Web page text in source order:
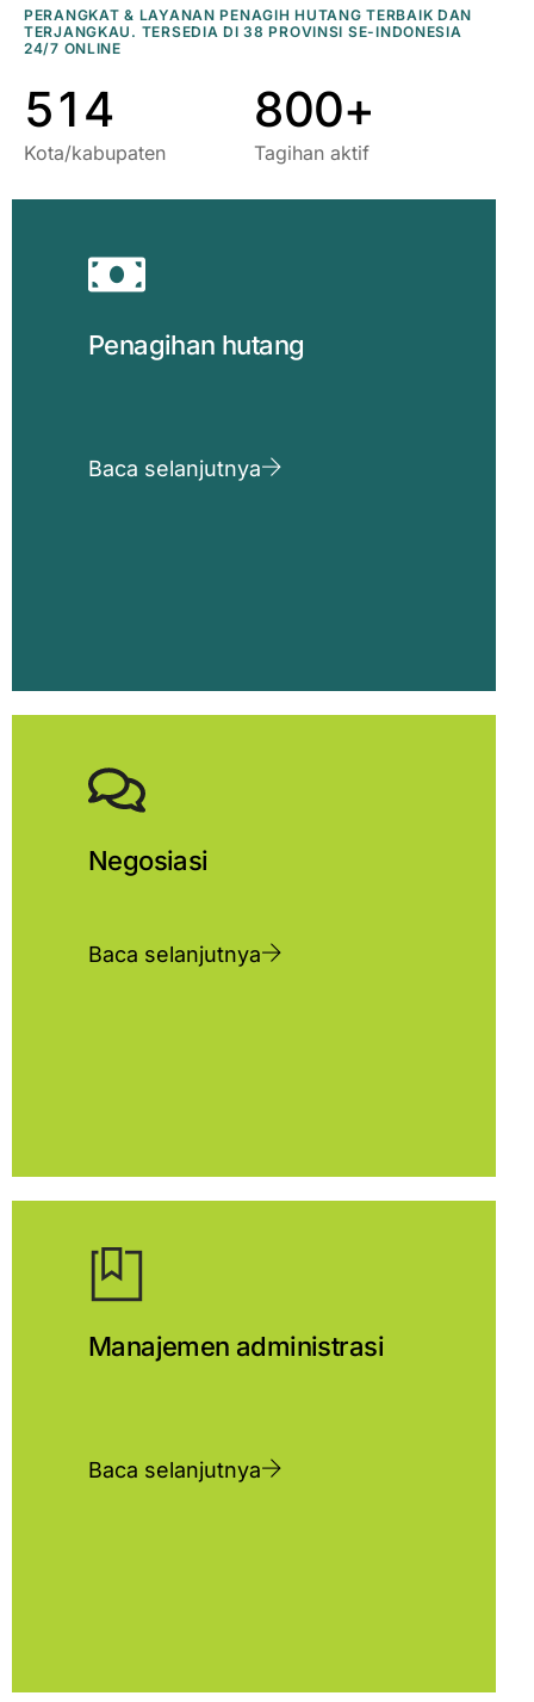
PERANGKAT & LAYANAN PENAGIH HUTANG TERBAIK DAN
TERJANGKAU. TERSEDIA DI 38 PROVINSI SE-INDONESIA
24/7 ONLINE
3
4
5
9
0
1
2
3
4
Kota/kabupaten
6
8
8
0
8
0+
Tagihan aktif
Penagihan hutang
Baca selanjutnya
Negosiasi
Baca selanjutnya
Manajemen administrasi
Baca selanjutnya